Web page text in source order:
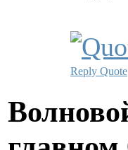
Reply Quote